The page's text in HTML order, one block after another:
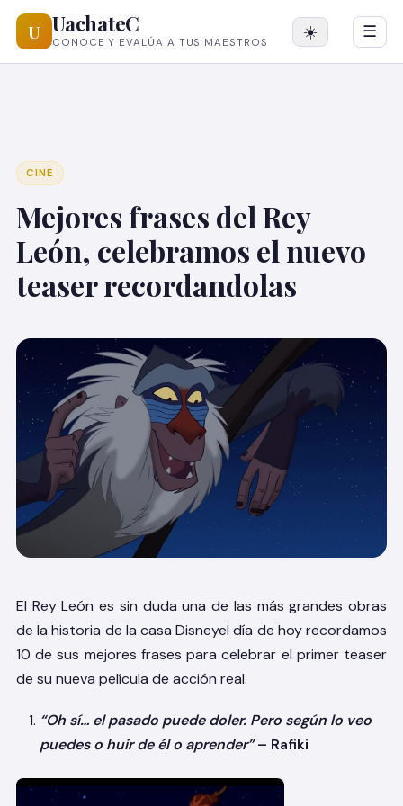
U UachateC
CONOCE Y EVALÚA A TUS MAESTROS
☀️ ☰
CINE
Mejores frases del Rey
León, celebramos el nuevo
teaser recordandolas
El Rey León es sin duda una de las más grandes obras
de la historia de la casa Disneyel día de hoy recordamos
10 de sus mejores frases para celebrar el primer teaser
de su nueva película de acción real.
“Oh sí… el pasado puede doler. Pero según lo veo
puedes o huir de él o aprender”– Rafiki